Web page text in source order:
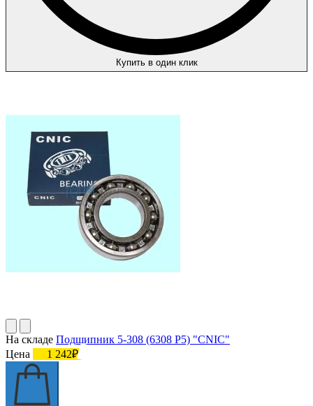
Купить в один клик
На складе Подшипник 5-308 (6308 P5) "CNIC"
Цена
1 242₽